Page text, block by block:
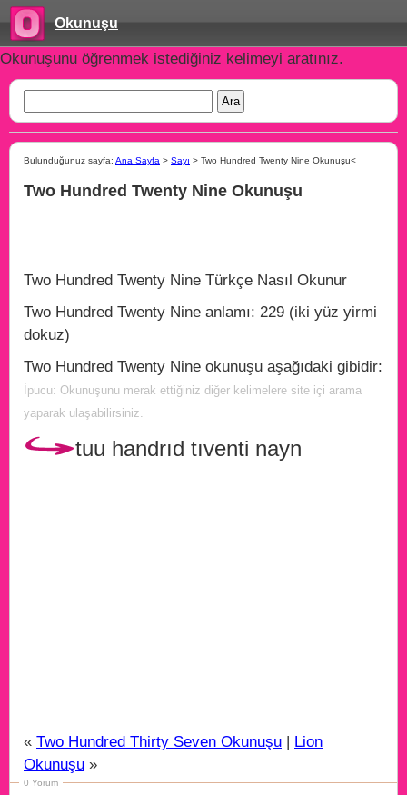
Okunuşu
Okunuşunu öğrenmek istediğiniz kelimeyi aratınız.
Bulunduğunuz sayfa: Ana Sayfa > Sayı > Two Hundred Twenty Nine Okunuşu<
Two Hundred Twenty Nine Okunuşu
Two Hundred Twenty Nine Türkçe Nasıl Okunur
Two Hundred Twenty Nine anlamı: 229 (iki yüz yirmi
dokuz)
Two Hundred Twenty Nine okunuşu aşağıdaki gibidir:
İpucu: Okunuşunu merak ettiğiniz diğer kelimelere site içi arama
yaparak ulaşabilirsiniz.
tuu handrıd tıventi nayn
« Two Hundred Thirty Seven Okunuşu | Lion
Okunuşu »
0 Yorum